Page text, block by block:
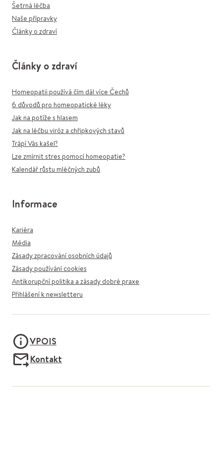
Šetrná léčba
Naše přípravky
Články o zdraví
Články o zdraví
Homeopatii používá čím dál více Čechů
6 důvodů pro homeopatické léky
Jak na potíže s hlasem
Jak na léčbu viróz a chřipkových stavů
Trápí Vás kašel?
Lze zmírnit stres pomocí homeopatie?
Kalendář růstu mléčných zubů
Informace
Kariéra
Média
Zásady zpracování osobních údajů
Zásady používání cookies
Antikorupční politika a zásady dobré praxe
Přihlášení k newsletteru
VPOIS
Kontakt